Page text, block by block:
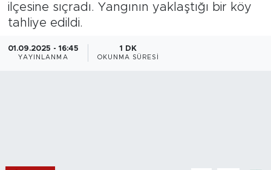
ilçesine sıçradı. Yangının yaklaştığı bir köy
tahliye edildi.
01.09.2025 - 16:45
YAYINLANMA
1 DK
OKUNMA SÜRESI
Politika
Resmi İlanlar